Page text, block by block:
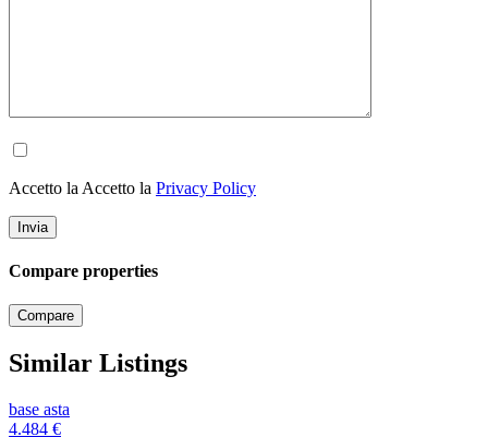
Accetto la Accetto la Privacy Policy
Compare properties
Compare
Similar Listings
base asta
4.484 €